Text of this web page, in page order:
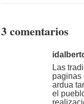
3 comentarios
Las
paginas
ardua
el